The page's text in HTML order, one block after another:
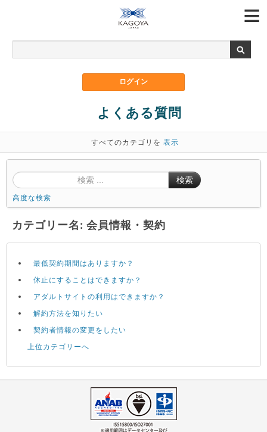
よくある質問
すべてのカテゴリを 表示
検索
高度な検索
カテゴリー名: 会員情報・契約
最低契約期間はありますか？
休止にすることはできますか？
アダルトサイトの利用はできますか？
解約方法を知りたい
契約者情報の変更をしたい
上位カテゴリーへ